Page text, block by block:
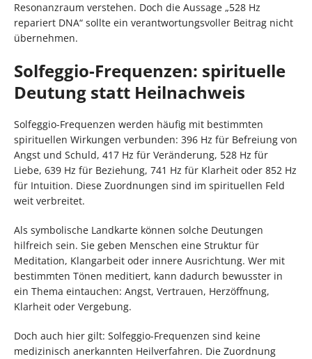
Resonanzraum verstehen. Doch die Aussage „528 Hz
repariert DNA“ sollte ein verantwortungsvoller Beitrag nicht
übernehmen.
Solfeggio-Frequenzen: spirituelle
Deutung statt Heilnachweis
Solfeggio-Frequenzen werden häufig mit bestimmten
spirituellen Wirkungen verbunden: 396 Hz für Befreiung von
Angst und Schuld, 417 Hz für Veränderung, 528 Hz für
Liebe, 639 Hz für Beziehung, 741 Hz für Klarheit oder 852 Hz
für Intuition. Diese Zuordnungen sind im spirituellen Feld
weit verbreitet.
Als symbolische Landkarte können solche Deutungen
hilfreich sein. Sie geben Menschen eine Struktur für
Meditation, Klangarbeit oder innere Ausrichtung. Wer mit
bestimmten Tönen meditiert, kann dadurch bewusster in
ein Thema eintauchen: Angst, Vertrauen, Herzöffnung,
Klarheit oder Vergebung.
Doch auch hier gilt: Solfeggio-Frequenzen sind keine
medizinisch anerkannten Heilverfahren. Die Zuordnung